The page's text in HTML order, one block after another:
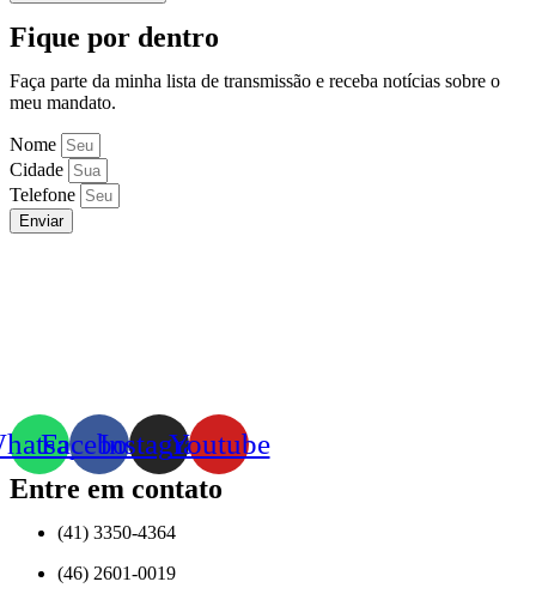
Fique por dentro
Faça parte da minha lista de transmissão e receba notícias sobre o
meu mandato.
Nome
Cidade
Telefone
Enviar
FacebookInstagramYoutube
Entre em contato
(41) 3350-4364
(46) 2601-0019